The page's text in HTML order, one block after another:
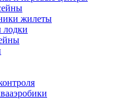
жилеты
лодки